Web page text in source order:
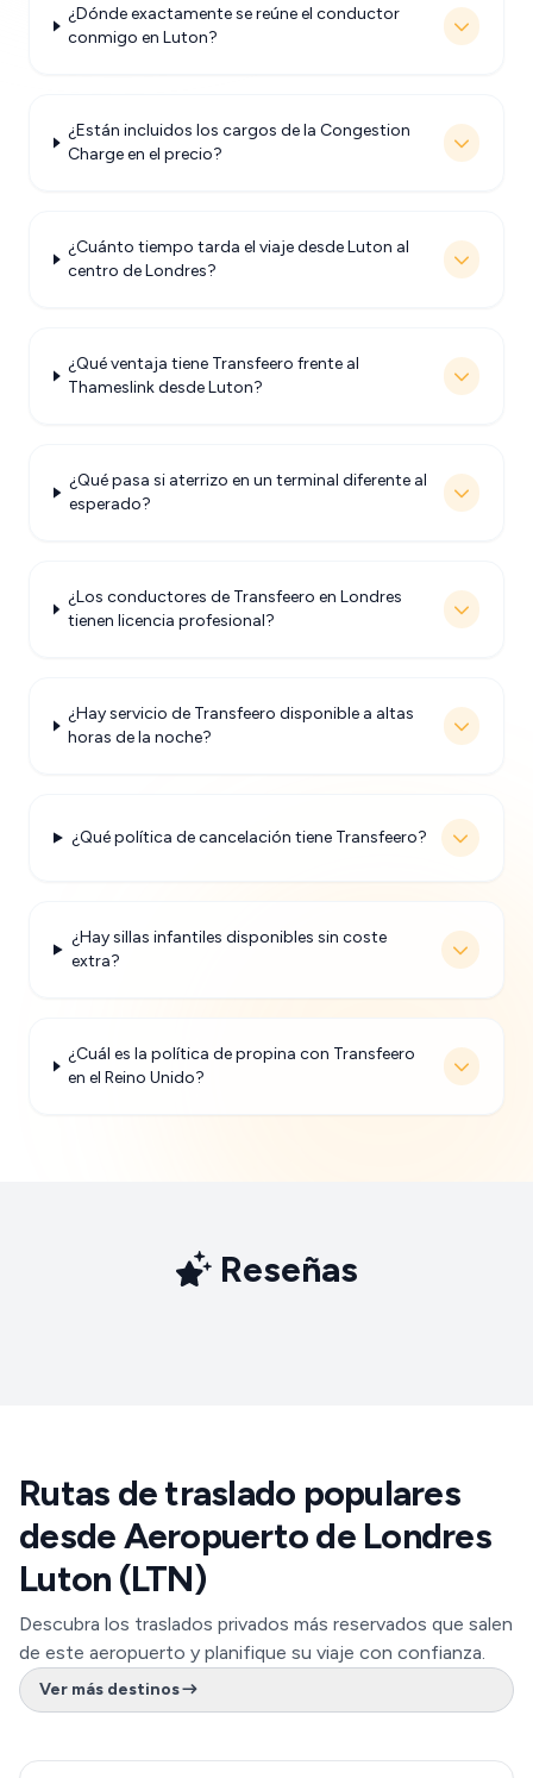
¿Dónde exactamente se reúne el conductor
conmigo en Luton?
¿Están incluidos los cargos de la Congestion
Charge en el precio?
¿Cuánto tiempo tarda el viaje desde Luton al
centro de Londres?
¿Qué ventaja tiene Transfeero frente al
Thameslink desde Luton?
¿Qué pasa si aterrizo en un terminal diferente al
esperado?
¿Los conductores de Transfeero en Londres
tienen licencia profesional?
¿Hay servicio de Transfeero disponible a altas
horas de la noche?
¿Qué política de cancelación tiene Transfeero?
¿Hay sillas infantiles disponibles sin coste
extra?
¿Cuál es la política de propina con Transfeero
en el Reino Unido?
Reseñas
Rutas de traslado populares
desde Aeropuerto de Londres
Luton (LTN)
Descubra los traslados privados más reservados que salen
de este aeropuerto y planifique su viaje con confianza.
Ver más destinos